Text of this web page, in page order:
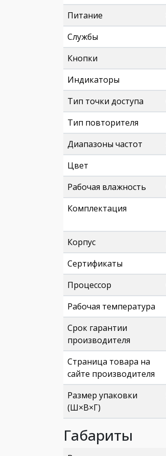
Питание
Службы
Кнопки
Индикаторы
Тип точки доступа
Тип повторителя
Диапазоны частот
Цвет
Рабочая влажность
Комплектация
Корпус
Сертификаты
Процессор
Рабочая температура
Срок гарантии
производителя
Страница товара на
сайте производителя
Размер упаковки
(Ш×В×Г)
Габариты